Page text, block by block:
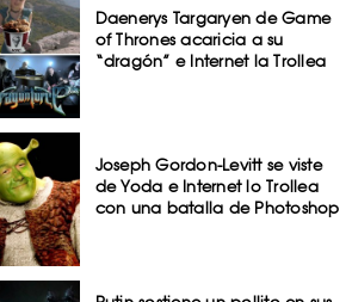
Daenerys Targaryen de Game
of Thrones acaricia a su
“dragón” e Internet la Trollea
Joseph Gordon-Levitt se viste
de Yoda e Internet lo Trollea
con una batalla de Photoshop